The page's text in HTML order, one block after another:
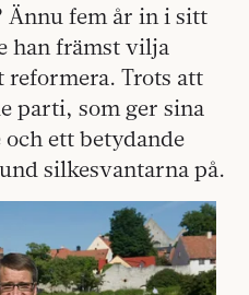
Ännu fem år in i sitt
han främst vilja
Trots att
parti, som ger sina
ett betydande
silkesvantarna på.